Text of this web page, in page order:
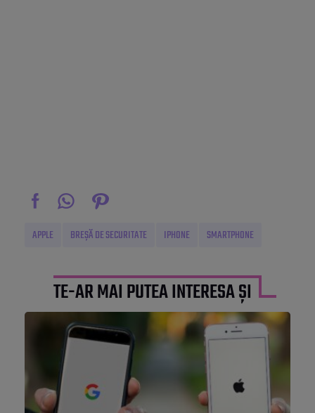
APPLE BREȘĂ DE SECURITATE IPHONE SMARTPHONE
TE-AR MAI PUTEA INTERESA ȘI